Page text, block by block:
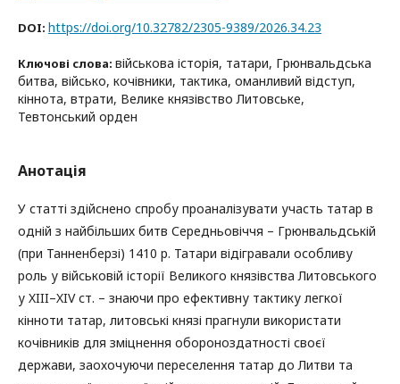
DOI: https://doi.org/10.32782/2305-9389/2026.34.23
Ключові слова: військова історія, татари, Грюнвальдська
битва, військо, кочівники, тактика, оманливий відступ,
кіннота, втрати, Велике князівство Литовське,
Тевтонський орден
Анотація
У статті здійснено спробу проаналізувати участь татар в
одній з найбільших битв Середньовіччя – Грюнвальдській
(при Танненберзі) 1410 р. Татари відігравали особливу
роль у військовій історії Великого князівства Литовського
у XIII–XIV ст. – знаючи про ефективну тактику легкої
кінноти татар, литовські князі прагнули використати
кочівників для зміцнення обороноздатності своєї
держави, заохочуючи переселення татар до Литви та